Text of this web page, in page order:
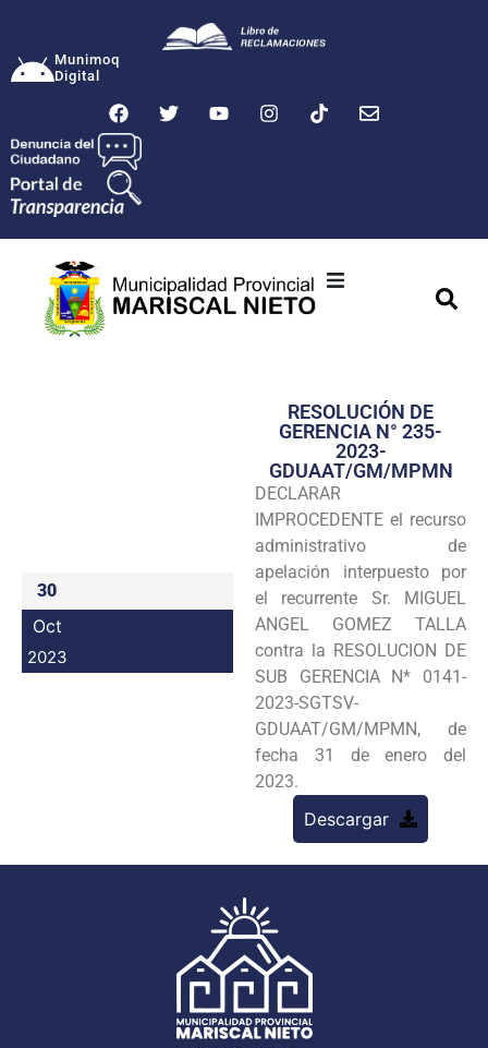
Munimoq
Digital
Transparencia
Seguridad
Programas
Intranet
30
Oct
2023
RESOLUCIÓN DE
GERENCIA N° 235-
2023-
GDUAAT/GM/MPMN
DECLARAR
IMPROCEDENTE el recurso
administrativo de
apelación interpuesto por
el recurrente Sr. MIGUEL
ANGEL GOMEZ TALLA
contra la RESOLUCION DE
SUB GERENCIA N* 0141-
2023-SGTSV-
GDUAAT/GM/MPMN, de
fecha 31 de enero del
2023.
Descargar